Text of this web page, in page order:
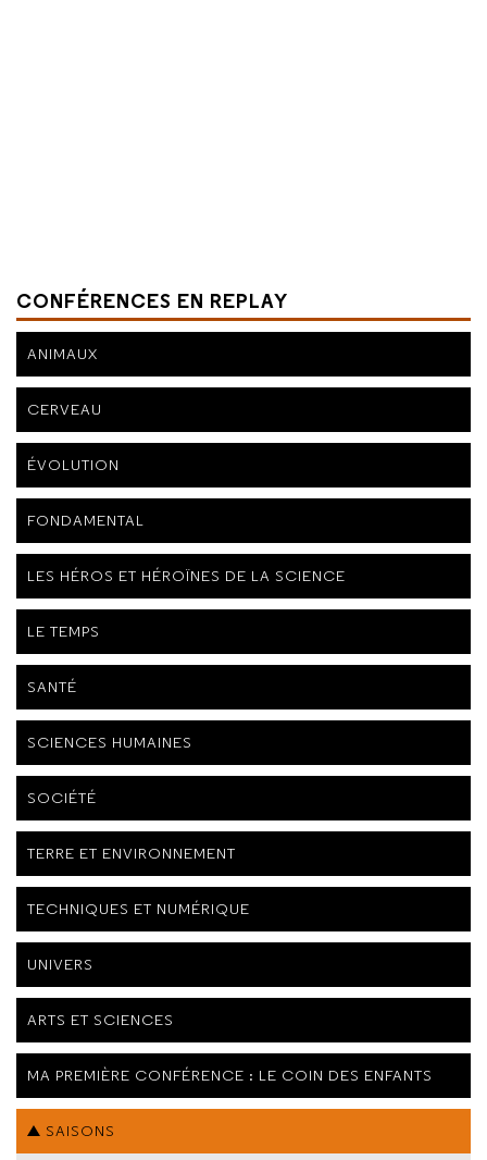
CONFÉRENCES EN REPLAY
ANIMAUX
CERVEAU
ÉVOLUTION
FONDAMENTAL
LES HÉROS ET HÉROÏNES DE LA SCIENCE
LE TEMPS
SANTÉ
SCIENCES HUMAINES
SOCIÉTÉ
TERRE ET ENVIRONNEMENT
TECHNIQUES ET NUMÉRIQUE
UNIVERS
ARTS ET SCIENCES
MA PREMIÈRE CONFÉRENCE : LE COIN DES ENFANTS
SAISONS